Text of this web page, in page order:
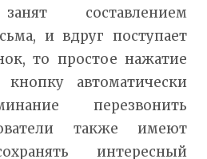
составлением
и вдруг поступает
то простое нажатие
автоматически
перезвонить
также имеют
интересный